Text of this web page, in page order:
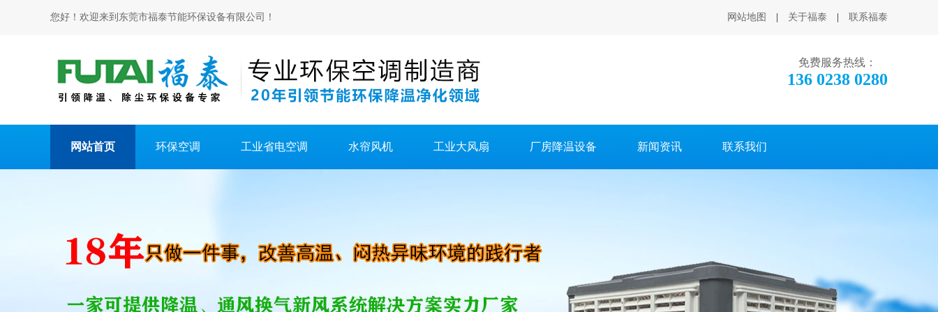
您好！欢迎来到东莞市福泰节能环保设备有限公司！ 网站地图 关于福泰 联系福泰
免费服务热线：
136 0238 0280
网站首页 环保空调 工业省电空调 水帘风机 工业大风扇 厂房降温设备 新闻资讯 联系我们